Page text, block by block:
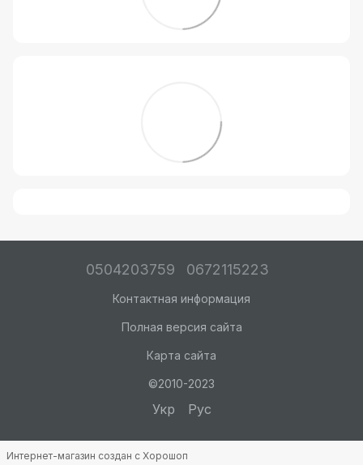
0504203759 0672115223
Контактная информация
Полная версия сайта
Карта сайта
©2010-2023
Укр Рус
Интернет-магазин создан с Хорошоп